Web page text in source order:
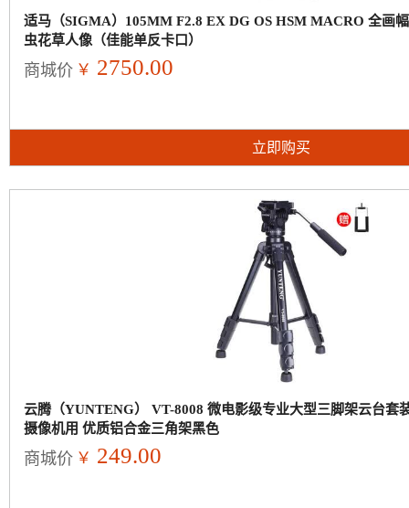
适马（SIGMA）105MM F2.8 EX DG OS HSM MACRO 全画
虫花草人像（佳能单反卡口）
商城价 ￥ 2750.00
立即购买
云腾（YUNTENG） VT-8008 微电影级专业大型三脚架云台套
摄像机用 优质铝合金三角架黑色
商城价 ￥ 249.00